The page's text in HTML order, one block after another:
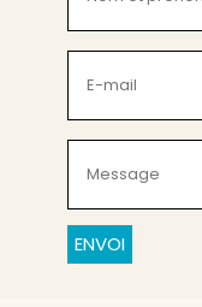
prénom
(Nécessaire)
mail
(Nécessaire)
(Nécessaire)
CAPTCHA